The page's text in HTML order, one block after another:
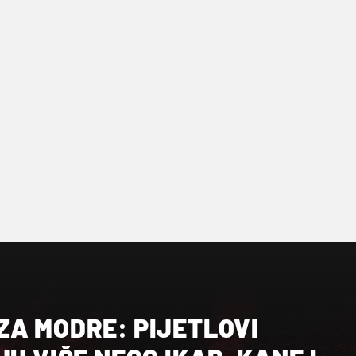
MODRE: PIJETLOVI